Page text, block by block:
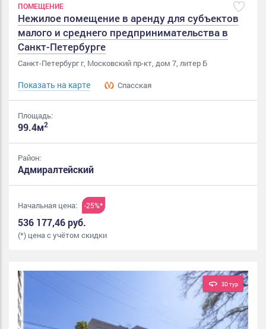
ПОМЕЩЕНИЕ
Нежилое помещение в аренду для субъектов
малого и среднего предпринимательства в
Санкт-Петербурге
Санкт-Петербург г, Московский пр-кт, дом 7, литер Б
Показать на карте Спасская
Площадь:
99.4м2
Район:
Адмиралтейский
Начальная цена: -25%*
536 177,46 руб.
(*) цена с учётом скидки
3D тур